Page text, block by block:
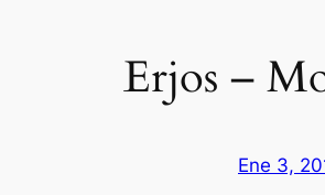
Erjos –
Ene 3,